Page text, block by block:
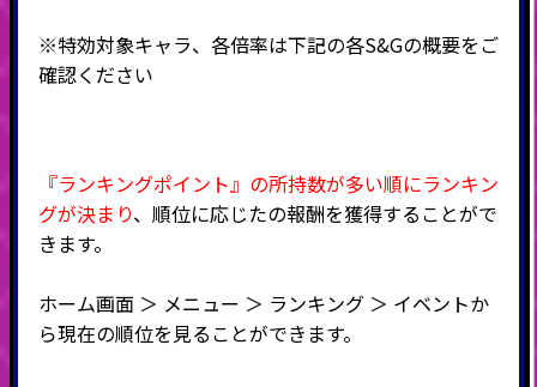
※特効対象キャラ、各倍率は下記の各S&Gの概要をご
確認ください
『ランキングポイント』の所持数が多い順にランキン
グが決まり、順位に応じたの報酬を獲得することがで
きます。
ホーム画面 ＞ メニュー ＞ ランキング ＞ イベントか
ら現在の順位を見ることができます。